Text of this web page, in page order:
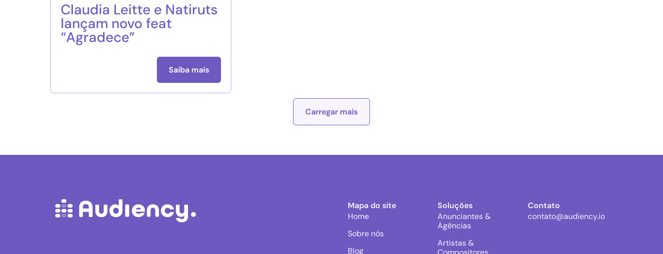
Claudia Leitte e Natiruts
lançam novo feat
“Agradece”
Saiba mais
Carregar mais
Mapa do site
Home
Sobre nós
Blog
Soluções
Anunciantes &
Agências
Artistas &
Contato
contato@audiency.io